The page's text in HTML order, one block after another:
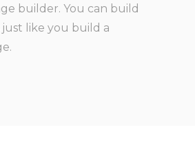
builder. You can build
like you build a